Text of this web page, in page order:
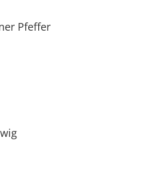
Pfeffer